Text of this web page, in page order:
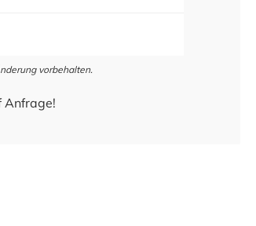
vorbehalten.
Anfrage!